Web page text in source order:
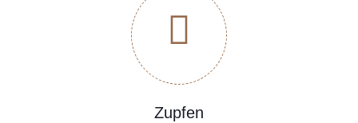
Zupfen